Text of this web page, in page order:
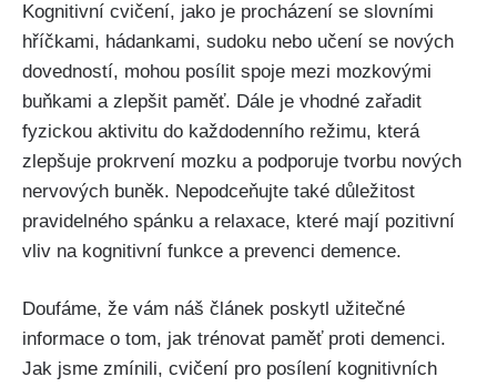
Kognitivní cvičení, jako je procházení se slovními
hříčkami, hádankami, sudoku nebo učení se nových
dovedností, mohou posílit spoje mezi mozkovými
buňkami a zlepšit paměť. Dále je vhodné zařadit
fyzickou aktivitu do každodenního režimu, která
zlepšuje prokrvení mozku a podporuje tvorbu nových
nervových buněk. Nepodceňujte také důležitost
pravidelného spánku a relaxace, které mají pozitivní
vliv na kognitivní funkce a prevenci demence.
Doufáme, že vám náš článek poskytl užitečné
informace o tom, jak trénovat paměť proti demenci.
Jak jsme zmínili, cvičení pro posílení kognitivních